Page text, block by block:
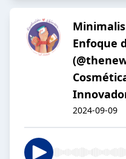
Enfoque
2024-09-09